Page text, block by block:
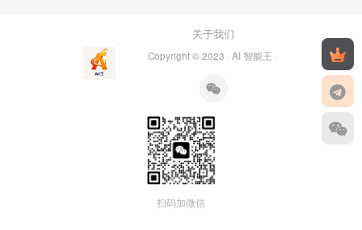
关于我们
Copyright © 2023 · AI 智能王 ·
扫码加微信